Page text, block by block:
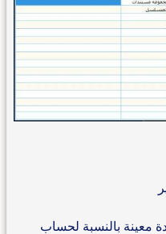
معينة بالنسبة لحساب